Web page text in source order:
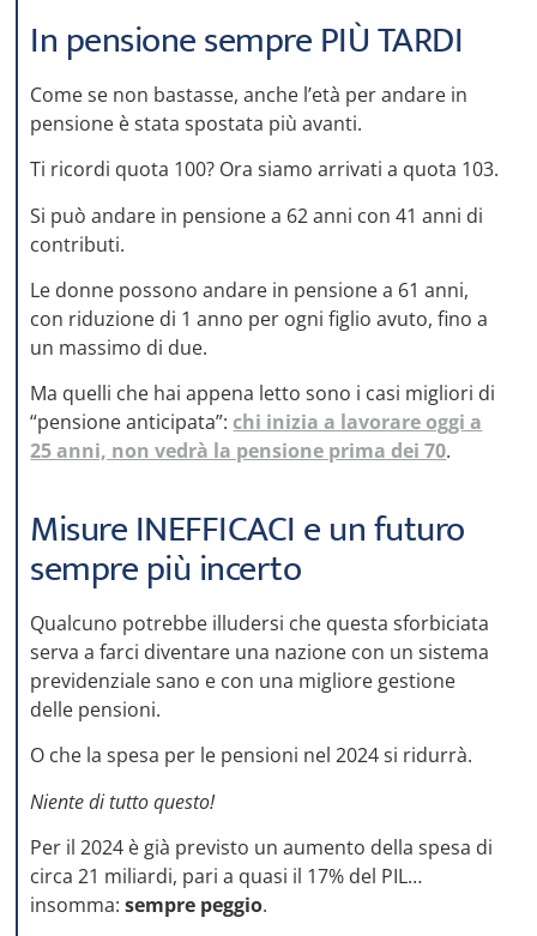
In pensione sempre PIÙ TARDI
Come se non bastasse, anche l’età per andare in
pensione è stata spostata più avanti.
Ti ricordi quota 100? Ora siamo arrivati a quota 103.
Si può andare in pensione a 62 anni con 41 anni di
contributi.
Le donne possono andare in pensione a 61 anni,
con riduzione di 1 anno per ogni figlio avuto, fino a
un massimo di due.
Ma quelli che hai appena letto sono i casi migliori di
“pensione anticipata”:chi inizia a lavorare oggi a
25 anni, non vedrà la pensione prima dei 70.
Misure INEFFICACI e un futuro
sempre più incerto
Qualcuno potrebbe illudersi che questa sforbiciata
serva a farci diventare una nazione con un sistema
previdenziale sano e con una migliore gestione
delle pensioni.
O che la spesa per le pensioni nel 2024 si ridurrà.
Niente di tutto questo!
Per il 2024 è già previsto un aumento della spesa di
circa 21 miliardi, pari a quasi il 17% del PIL…
insomma:sempre peggio.